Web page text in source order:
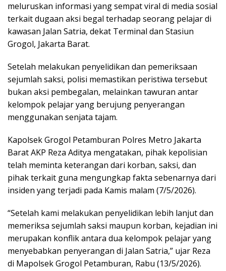
meluruskan informasi yang sempat viral di media sosial
terkait dugaan aksi begal terhadap seorang pelajar di
kawasan Jalan Satria, dekat Terminal dan Stasiun
Grogol, Jakarta Barat.
Setelah melakukan penyelidikan dan pemeriksaan
sejumlah saksi, polisi memastikan peristiwa tersebut
bukan aksi pembegalan, melainkan tawuran antar
kelompok pelajar yang berujung penyerangan
menggunakan senjata tajam.
Kapolsek Grogol Petamburan Polres Metro Jakarta
Barat AKP Reza Aditya mengatakan, pihak kepolisian
telah meminta keterangan dari korban, saksi, dan
pihak terkait guna mengungkap fakta sebenarnya dari
insiden yang terjadi pada Kamis malam (7/5/2026).
“Setelah kami melakukan penyelidikan lebih lanjut dan
memeriksa sejumlah saksi maupun korban, kejadian ini
merupakan konflik antara dua kelompok pelajar yang
menyebabkan penyerangan di Jalan Satria,” ujar Reza
di Mapolsek Grogol Petamburan, Rabu (13/5/2026).